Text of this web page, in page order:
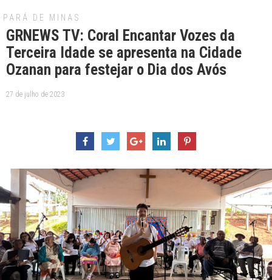
PARÁ DE MINAS
GRNEWS TV: Coral Encantar Vozes da
Terceira Idade se apresenta na Cidade
Ozanan para festejar o Dia dos Avós
27 de julho de 2023